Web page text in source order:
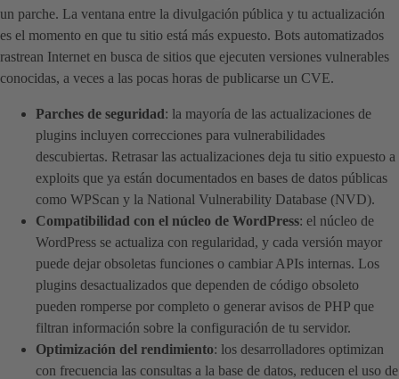
un parche. La ventana entre la divulgación pública y tu actualización
es el momento en que tu sitio está más expuesto. Bots automatizados
rastrean Internet en busca de sitios que ejecuten versiones vulnerables
conocidas, a veces a las pocas horas de publicarse un CVE.
Parches de seguridad: la mayoría de las actualizaciones de
plugins incluyen correcciones para vulnerabilidades
descubiertas. Retrasar las actualizaciones deja tu sitio expuesto a
exploits que ya están documentados en bases de datos públicas
como WPScan y la National Vulnerability Database (NVD).
Compatibilidad con el núcleo de WordPress: el núcleo de
WordPress se actualiza con regularidad, y cada versión mayor
puede dejar obsoletas funciones o cambiar APIs internas. Los
plugins desactualizados que dependen de código obsoleto
pueden romperse por completo o generar avisos de PHP que
filtran información sobre la configuración de tu servidor.
Optimización del rendimiento: los desarrolladores optimizan
con frecuencia las consultas a la base de datos, reducen el uso de